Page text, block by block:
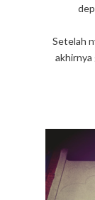
Setelah
akhirnya